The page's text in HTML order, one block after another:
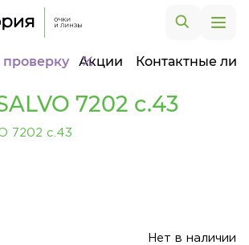
проверку Акции Контактные
7202 c.43
Нет в наличии